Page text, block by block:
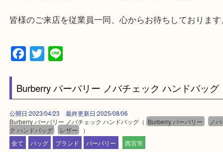
西宮北口駅
アクタ西宮の西館一階です。
★当店の特徴★
・飲食店、有名ショップがあるショッピングモール
ます。